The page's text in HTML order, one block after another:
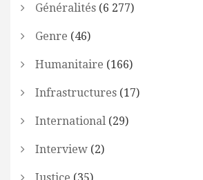
Généralités (6 277)
Genre (46)
Humanitaire (166)
Infrastructures (17)
International (29)
Interview (2)